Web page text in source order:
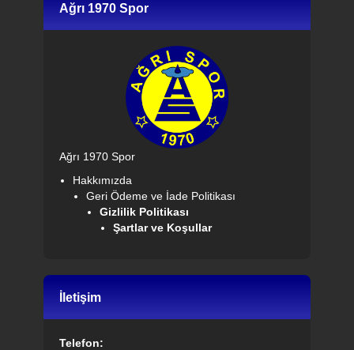
Ağrı 1970 Spor
Ağrı 1970 Spor
Hakkımızda
Geri Ödeme ve İade Politikası
Gizlilik Politikası
Şartlar ve Koşullar
İletişim
Telefon: